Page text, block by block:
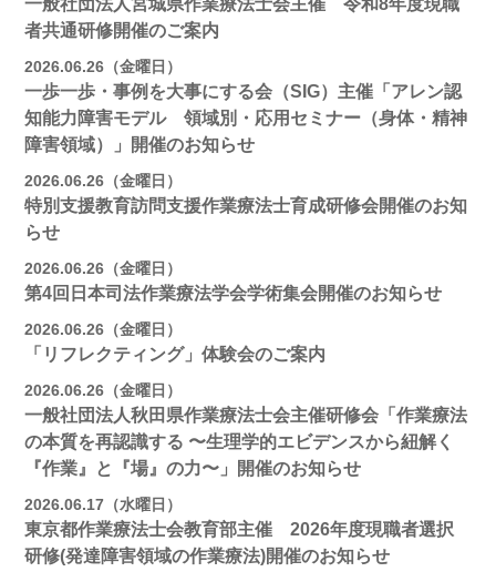
一般社団法人宮城県作業療法士会主催 令和8年度現職
者共通研修開催のご案内
2026.06.26（金曜日）
一歩一歩・事例を大事にする会（SIG）主催「アレン認
知能力障害モデル 領域別・応用セミナー（身体・精神
障害領域）」開催のお知らせ
2026.06.26（金曜日）
特別支援教育訪問支援作業療法士育成研修会開催のお知
らせ
2026.06.26（金曜日）
第4回日本司法作業療法学会学術集会開催のお知らせ
2026.06.26（金曜日）
「リフレクティング」体験会のご案内
2026.06.26（金曜日）
一般社団法人秋田県作業療法士会主催研修会「作業療法
の本質を再認識する 〜生理学的エビデンスから紐解く
『作業』と『場』の力〜」開催のお知らせ
2026.06.17（水曜日）
東京都作業療法士会教育部主催 2026年度現職者選択
研修(発達障害領域の作業療法)開催のお知らせ